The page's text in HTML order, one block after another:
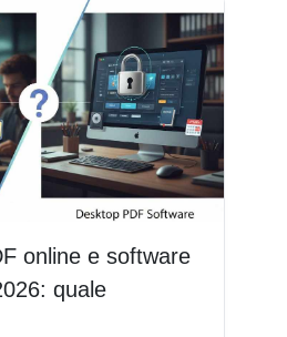
online e software
quale